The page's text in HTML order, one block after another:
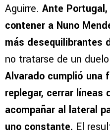
Aguirre. Ante
contener a Nuno
más desequilibrantes
no tratarse de un
Alvarado cumplió una
replegar, cerrar líneas
acompañar al lateral
uno constante. El